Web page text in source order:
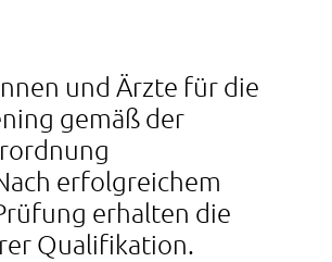
und Ärzte für die
gemäß der
erfolgreichem
erhalten die
Qualifikation.